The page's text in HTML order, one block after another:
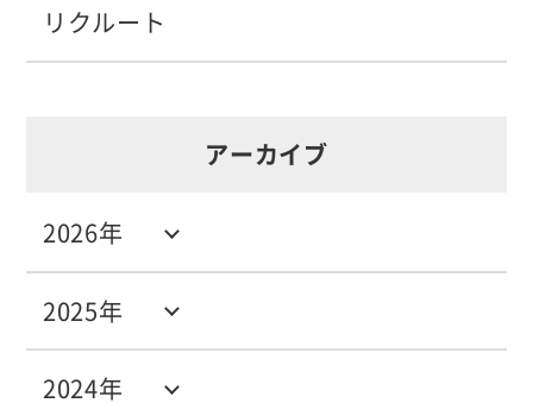
リクルート
アーカイブ
2024年
2025年
2026年